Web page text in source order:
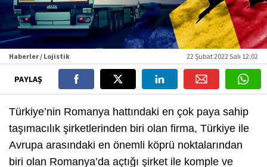
Haberler / Lojistik 22 Şubat 2022 Salı 12:02
PAYLAŞ
Türkiye’nin Romanya hattındaki en çok paya sahip
taşımacılık şirketlerinden biri olan firma, Türkiye ile
Avrupa arasındaki en önemli köprü noktalarından
biri olan Romanya’da açtığı şirket ile komple ve